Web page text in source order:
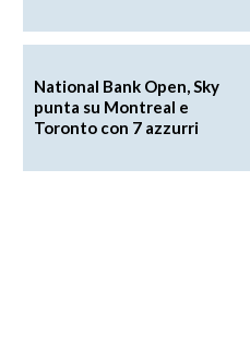
National Bank Open, Sky
punta su Montreal e
Toronto con 7 azzurri